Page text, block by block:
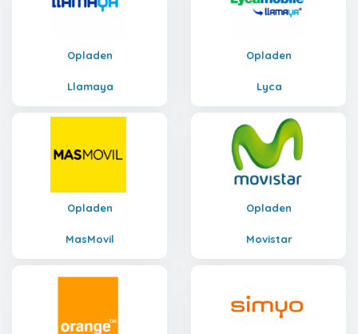
Opladen
Llamaya
Opladen
Lyca
Opladen
MasMovil
Opladen
Movistar